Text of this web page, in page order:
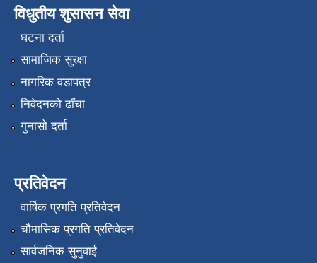
विधुतीय शुसासन सेवा
घटना दर्ता
सामाजिक सुरक्षा
नागरिक वडापत्र
निवेदनको ढाँचा
गुनासो दर्ता
प्रतिवेदन
वार्षिक प्रगति प्रतिवेदन
चौमासिक प्रगति प्रतिवेदन
सार्वजनिक सुनुवाई